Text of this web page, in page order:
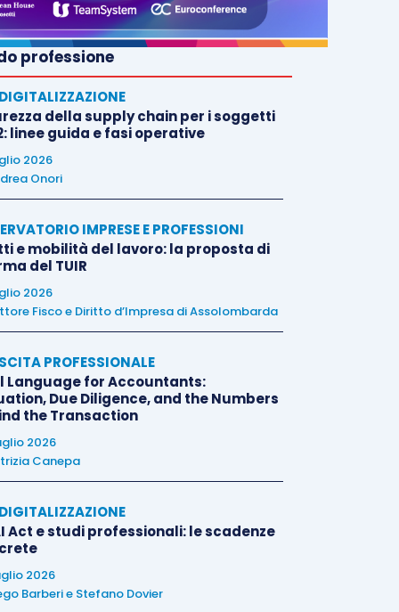
professione
della supply chain per i soggetti
linee guida e fasi operative
2026
Onori
IMPRESE E PROFESSIONI
e mobilità del lavoro: la proposta di
del TUIR
2026
Fisco e Diritto d’Impresa di Assolombarda
PROFESSIONALE
Language for Accountants:
Due Diligence, and the Numbers
the Transaction
2026
Canepa
Act e studi professionali: le scadenze
2026
Barberie Stefano Dovier